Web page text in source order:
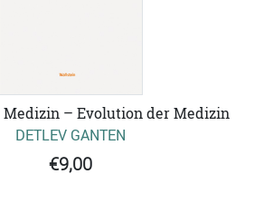
– Evolution der Medizin
DETLEV GANTEN
€9,00